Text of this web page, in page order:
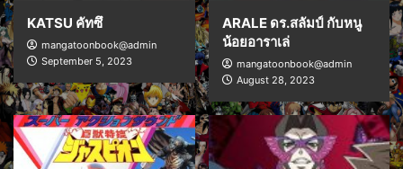
KATSU คัทซึ
mangatoonbook@admin
September 5, 2023
ARALE ดร.สลัมป์ กับหนู
น้อยอาราเล่
mangatoonbook@admin
August 28, 2023